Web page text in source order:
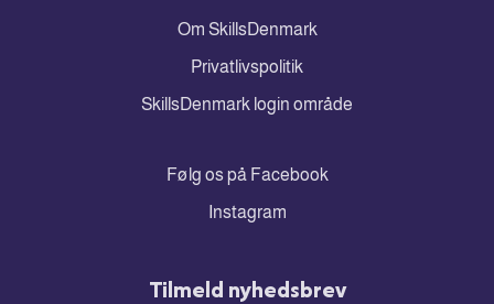
Om SkillsDenmark
Privatlivspolitik
SkillsDenmark login område
Følg os på Facebook
Instagram
Tilmeld nyhedsbrev